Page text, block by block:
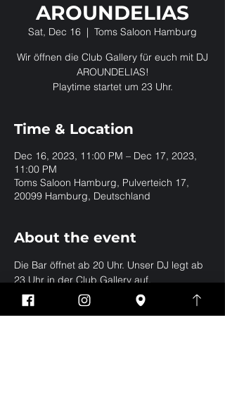
AROUNDELIAS
Sat, Dec 16
  |
Toms Saloon Hamburg
Wir öffnen die Club Gallery für euch mit DJ
AROUNDELIAS!
Playtime startet um 23 Uhr.
Time & Location
Dec 16, 2023, 11:00 PM – Dec 17, 2023,
11:00 PM
Toms Saloon Hamburg, Pulverteich 17,
20099 Hamburg, Deutschland
About the event
Die Bar öffnet ab 20 Uhr. Unser DJ legt ab
23 Uhr in der Club Gallery auf.